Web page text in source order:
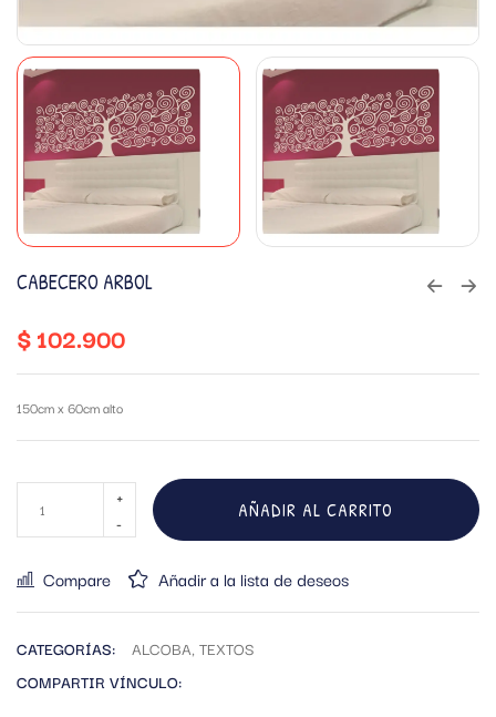
CABECERO ARBOL
$102.900
150cm x 60cm alto
AÑADIR AL CARRITO
Compare Añadir a la lista de deseos
CATEGORÍAS: ALCOBA, TEXTOS
COMPARTIR VÍNCULO: